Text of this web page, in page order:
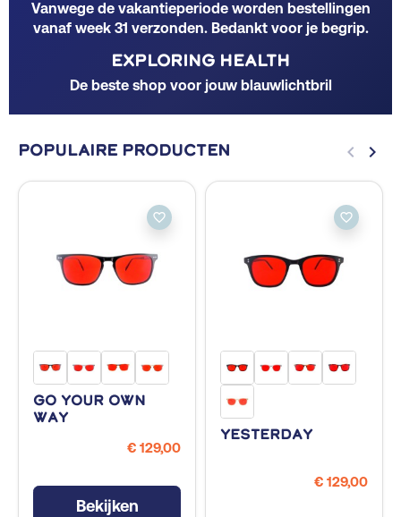
Vanwege de vakantieperiode worden bestellingen
vanaf week 31 verzonden. Bedankt voor je begrip.
EXPLORING HEALTH
De beste shop voor jouw blauwlichtbril
Populaire producten Vorige
keyboard_arrow_left keyboard_arrow_right
favorite_border
Go Your Own
Way
€ 129,00
Bekijken
favorite_border
Yesterday
€ 129,00